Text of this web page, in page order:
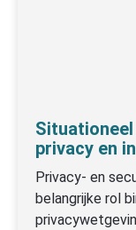
privacy en
Privacy- en
belangrijke rol